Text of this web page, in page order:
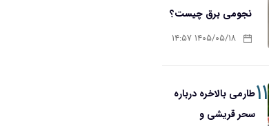
نجومی برق چیست؟
۱۴۰۵/۰۵/۱۸ ۱۴:۵۷
۱۱طارمی بالاخره درباره
سحر قریشی و